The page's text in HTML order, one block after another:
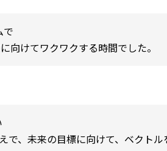
で
向けてワクワクする時間でした。
で、未来の目標に向けて、ベクト